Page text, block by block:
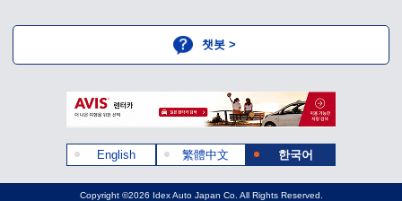
챗봇 >
English 繁體中文 한국어
Copyright ©2026 Idex Auto Japan Co. All Rights Reserved.